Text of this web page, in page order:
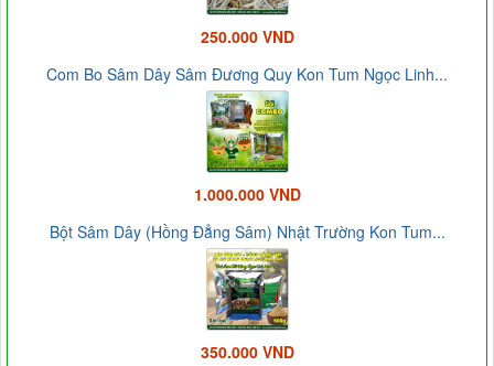
250.000 VND
Com Bo Sâm Dây Sâm Đương Quy Kon Tum Ngọc Linh...
1.000.000 VND
Bột Sâm Dây (Hồng Đẳng Sâm) Nhật Trường Kon Tum...
350.000 VND